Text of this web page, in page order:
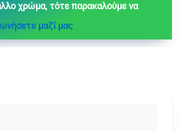
χρώμα, τότε παρακαλούμε να
μαζί μας